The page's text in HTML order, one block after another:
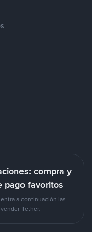
compra y
pago favoritos
a continuación las
Tether.